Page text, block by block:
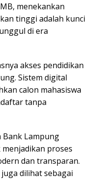
menekankan
tinggi adalah kunci
di era
akses pendidikan
Sistem digital
calon mahasiswa
tanpa
Bank Lampung
proses
dan transparan.
dilihat sebagai